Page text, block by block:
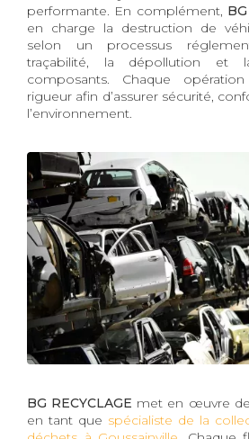
performante. En complément,
en charge la destruction de
selon un processus
traçabilité, la dépollution et
composants. Chaque
rigueur afin d’assurer sécurité,
l’environnement.
BG RECYCLAGE met en œuvre
en tant que spécialiste de la